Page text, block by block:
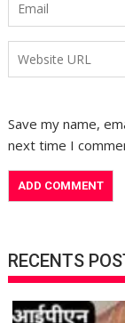
Save my name,
next time I
RECENTS